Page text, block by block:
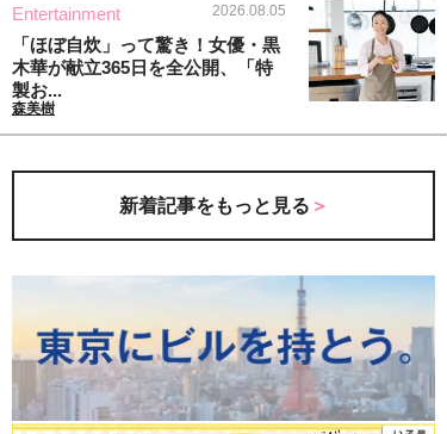
Entertainment 2026.08.05
「ほぼ自炊」って驚き！女優・黒
木華が献立365日を全公開、「特
製お...
森美樹
新着記事をもっと見る